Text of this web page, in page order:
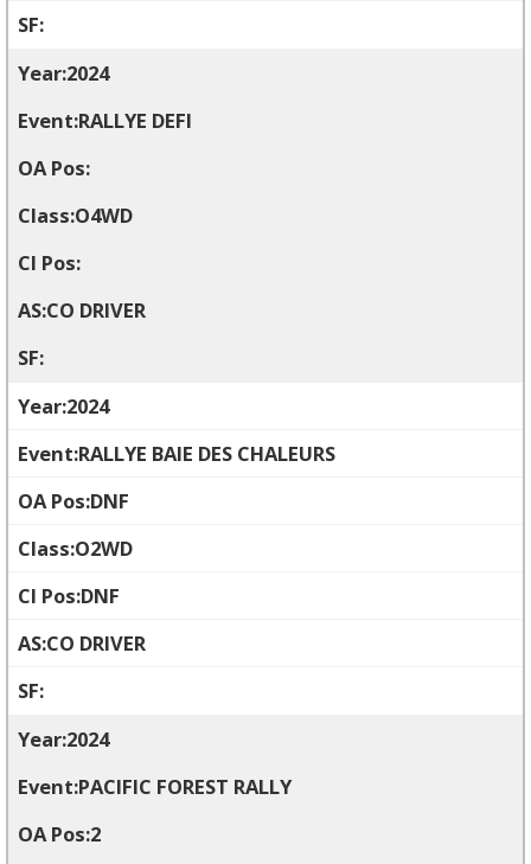
2024
RALLYE DEFI
O4WD
CO DRIVER
2024
RALLYE BAIE DES CHALEURS
DNF
O2WD
DNF
CO DRIVER
2024
PACIFIC FOREST RALLY
2